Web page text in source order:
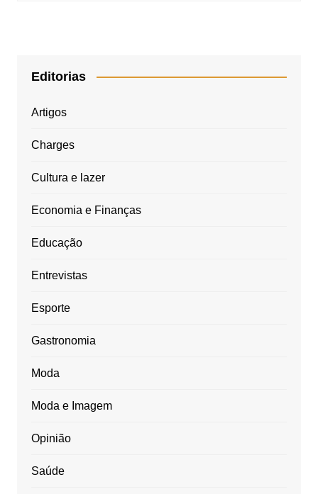
Editorias
Artigos
Charges
Cultura e lazer
Economia e Finanças
Educação
Entrevistas
Esporte
Gastronomia
Moda
Moda e Imagem
Opinião
Saúde